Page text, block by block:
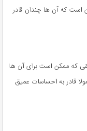
است که آن ها چندان قادر
که ممکن است برای آن ها
قادر به احساسات عمیق